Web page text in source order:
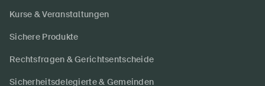
Kurse & Veranstaltungen
Sichere Produkte
Rechtsfragen & Gerichtsentscheide
Sicherheitsdelegierte & Gemeinden